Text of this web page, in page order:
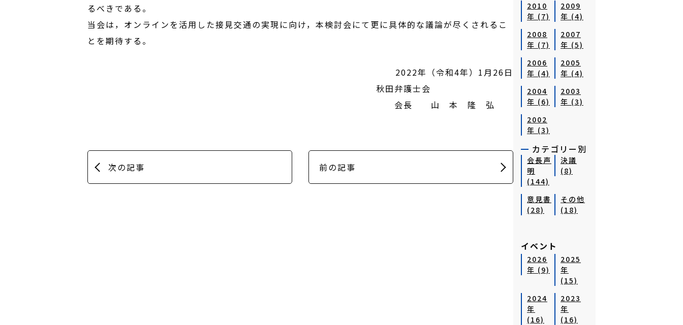
るべきである。
当会は，オンラインを活用した接見交通の実現に向け，本検討会にて更に具体的な議論が尽くされるこ
とを期待する。
2022年（令和4年）1月26日
秋田弁護士会
会長 山 本 隆 弘
次の記事 前の記事
2010
年 (7)
2009
年 (4)
2008
年 (7)
2007
年 (5)
2006
年 (4)
2005
年 (4)
2004
年 (6)
2003
年 (3)
2002
年 (3)
カテゴリー別
会長声
明
(144)
決議
(8)
意見書
(28)
その他
(18)
イベント
2026
年 (9)
2025
年
(15)
2024
年
(16)
2023
年
(16)